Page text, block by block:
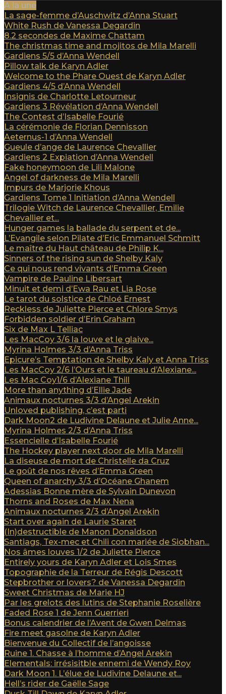
A la une
La sage-femme d’Auschwitz d’Anna Stuart
White Rush de Vanessa Degardin
8.2 secondes de Maxime Chattam
The christmas time and mojitos de Mila Marelli
Gardiens 5/5 d’Anna Wendell
Pillow talk de Karyn Adler
Welcome to the Phare Ouest de Karyn Adler
Gardiens 4/5 d’Anna Wendell
Insignis de Charlotte Letourneur
Gardiens 3 Révélation d’Anna Wendell
The Contest d’Isabelle Fourié
La cérémonie de Florian Dennisson
Aeternus-1 d’Anna Wendell
Gueule d’ange de Laurence Chevallier
Gardiens 2 Expiation d’Anna Wendell
Fake honeymoon de Lili Malone
Angel of darkness de Mila Marelli
Impurs de Marjorie Khous
Gardiens Tome 1 Initiation d’Anna Wendell
Trilogie Witch de Laurence Chevallier, Emilie
Chevallier et...
Hunger games la ballade du serpent et de...
L’Evangile selon Pilate d’Eric Emmanuel Schmitt
Le maître du Haut château de Philip K...
Sinners of the rising sun de Shelby Kaly
Ce qui nous rend vivants d’Emma Green
Vampire de Pauline Libersart
Minuit et demi d’Ewa Rau et Lia Rose
Le tarot du solstice de Chloé Ernest
Reckless de Juliette Pierce et Chlore Smys
Forbidden soldier d’Erin Graham
Six de Max L Telliac
Les MacCoy 3/6 la louve et le glaive...
Myrina Holmes 3/3 d’Anna Triss
Epicure’s Temptation de Shelby Kaly et Anna Triss
Les MacCoy 2/6 l’Ours et le taureau d’Alexiane...
Les Mac Coy1/6 d’Alexiane Thill
More than anything d’Ellie Jade
Animaux nocturnes 3/3 d’Angel Arekin
Unloved publishing, c’est parti
Dark Moon2 de Ludivine Delaune et Julie Anne...
Myrina Holmes 2/3 d’Anna Triss
Essencielle d’Isabelle Fourié
The Hockey player next door de Mila Marelli
La diseuse de mort de Christelle da Cruz
Le goût de nos rêves d’Emma Green
Queen of anarchy 3/3 d’Océane Ghanem
Adessias Bonne mère de Sylvain Dunevon
Thorns and Roses de Max Nena
Animaux nocturnes 2/3 d’Angel Arekin
Start over again de Laurie Staret
(In)destructible de Manon Donaldson
Santiags, Tex-mec et Chili con mariée de Siobhan...
Nos âmes louves 1/2 de Juliette Pierce
Entirely yours de Karyn Adler et Lois Smes
Topographie de la Terreur de Régis Descott
Stepbrother or lovers? de Vanessa Degardin
Sweet Christmas de Marie HJ
Par les grelots des lutins de Stephanie Roselière
Faded Rose 1 de Jenn Guerrieri
Bonus calendrier de l’Avent de Gwen Delmas
Fire meet gasolne de Karyn Adler
Bienvenue du Collectif de l’angoisse
Ruine 1. Chasse à l’homme d’Angel Arekin
Elementals: irrésisitble ennemi de Wendy Roy
Dark Moon 1. L’élue de Ludivine Delaune et...
Hell’s rider de Gaëlle Sage